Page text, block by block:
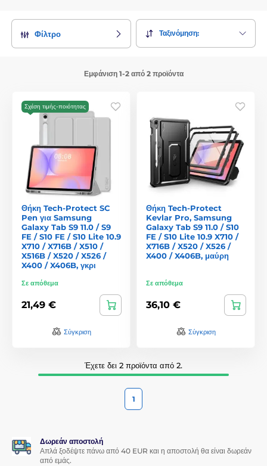
Φίλτρο Ταξινόμηση:
Εμφάνιση 1-2 από 2 προϊόντα
Σχέση τιμής-ποιότητας
Θήκη Tech-Protect SC
Pen για Samsung
Galaxy Tab S9 11.0 / S9
FE / S10 FE / S10 Lite 10.9
X710 / X716B / X510 /
X516B / X520 / X526 /
X400 / X406B, γκρι
Σε απόθεμα
21,49 €
Σύγκριση
Θήκη Tech-Protect
Kevlar Pro, Samsung
Galaxy Tab S9 11.0 / S10
FE / S10 Lite 10.9 X710 /
X716B / X520 / X526 /
X400 / X406B, μαύρη
Σε απόθεμα
36,10 €
Σύγκριση
Έχετε δει 2 προϊόντα από 2.
1
Δωρεάν αποστολή
Απλά ξοδέψτε πάνω από 40 EUR και η αποστολή θα είναι δωρεάν
από εμάς.